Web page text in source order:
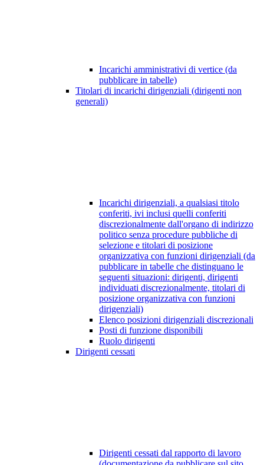
Incarichi amministrativi di vertice (da
pubblicare in tabelle)
Titolari di incarichi dirigenziali (dirigenti non
generali)
Incarichi dirigenziali, a qualsiasi titolo
conferiti, ivi inclusi quelli conferiti
discrezionalmente dall'organo di indirizzo
politico senza procedure pubbliche di
selezione e titolari di posizione
organizzativa con funzioni dirigenziali (da
pubblicare in tabelle che distinguano le
seguenti situazioni: dirigenti, dirigenti
individuati discrezionalmente, titolari di
posizione organizzativa con funzioni
dirigenziali)
Elenco posizioni dirigenziali discrezionali
Posti di funzione disponibili
Ruolo dirigenti
Dirigenti cessati
Dirigenti cessati dal rapporto di lavoro